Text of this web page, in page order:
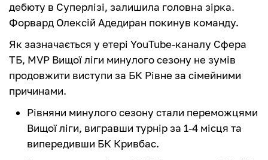
дебюту в Суперлізі, залишила головна зірка.
Форвард Олексій Адедиран покинув команду.
Як зазначається у етері YouTube-каналу Сфера
ТБ, MVP Вищої ліги минулого сезону не зумів
продовжити виступи за БК Рівне за сімейними
причинами.
Рівняни минулого сезону стали переможцями
Вищої ліги, вигравши турнір за 1-4 місця та
випередивши БК Кривбас.